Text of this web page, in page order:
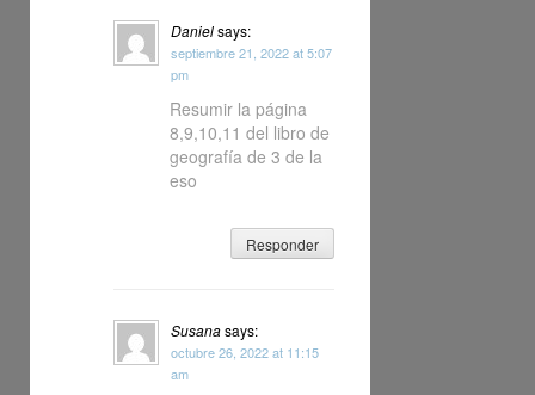
Danielsays:
septiembre 21, 2022 at 5:07
pm
Resumir la página
8,9,10,11 del libro de
geografía de 3 de la
eso
Responder
Susanasays:
octubre 26, 2022 at 11:15
am